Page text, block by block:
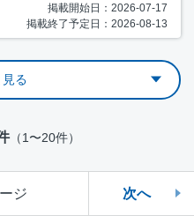
掲載開始日：2026-07-17
掲載終了予定日：2026-08-13
見る
（1〜20件）
ジ 次へ